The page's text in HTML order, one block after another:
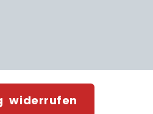
widerrufen